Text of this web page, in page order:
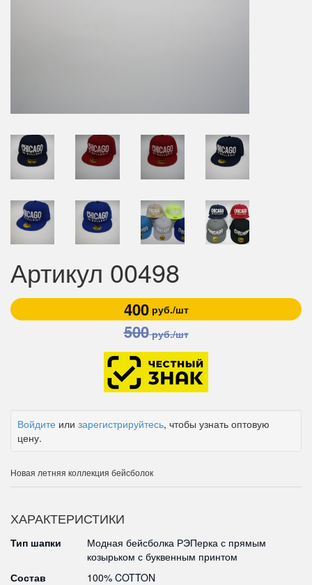
Артикул 00498
400руб./шт
500руб./шт
Войдите или зарегистрируйтесь, чтобы узнать оптовую
цену.
Новая летняя коллекция бейсболок
ХАРАКТЕРИСТИКИ
Тип шапки
Модная бейсболка РЭПерка с прямым
козырьком с буквенным принтом
Состав
100% COTTON